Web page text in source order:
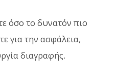
όσο το δυνατόν πιο
για την ασφάλεια,
διαγραφής.